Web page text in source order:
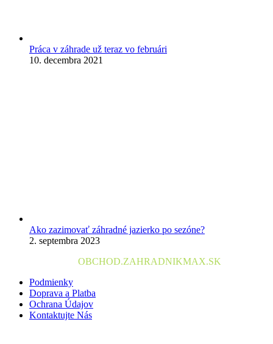
Práca v záhrade už teraz vo februári
10. decembra 2021
Ako zazimovať záhradné jazierko po sezóne?
2. septembra 2023
OBCHOD.ZAHRADNIKMAX.SK
Podmienky
Doprava a Platba
Ochrana Údajov
Kontaktujte Nás